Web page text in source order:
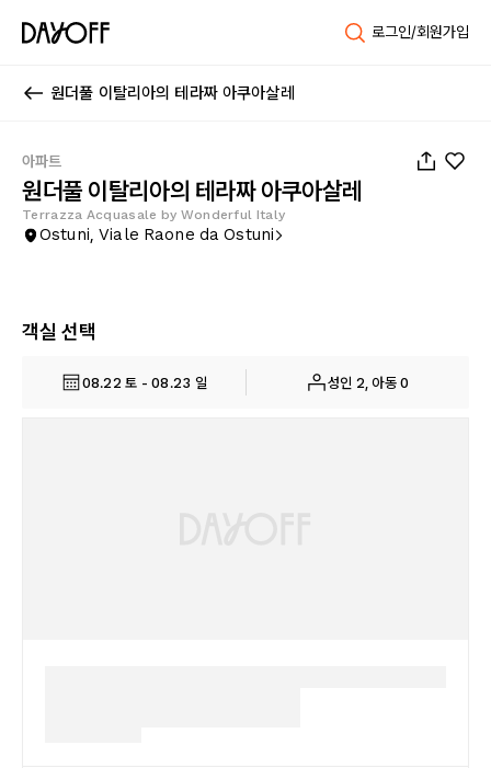
로그인/회원가입
원더풀 이탈리아의 테라짜 아쿠아살레
아파트
원더풀 이탈리아의 테라짜 아쿠아살레
Terrazza Acquasale by Wonderful Italy
Ostuni, Viale Raone da Ostuni
객실 선택
08.22 토 - 08.23 일 성인 2, 아동 0